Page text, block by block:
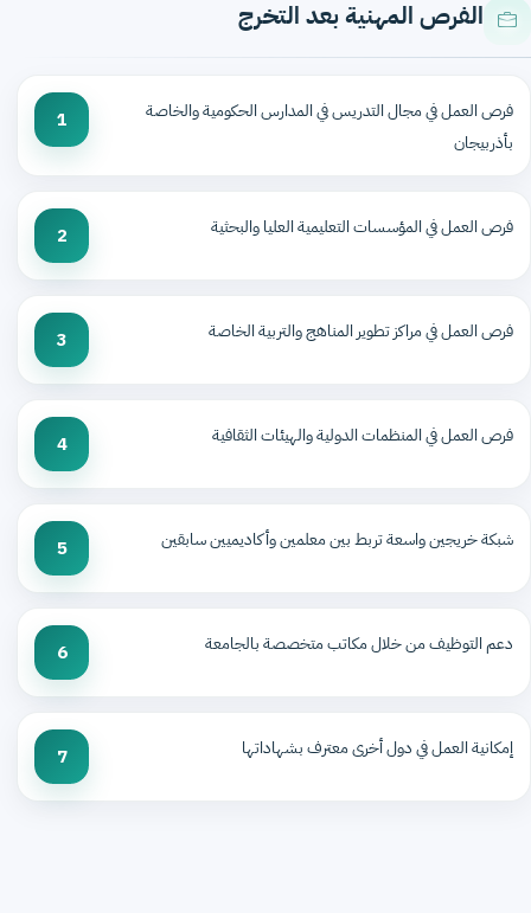
الفرص المهنية بعد التخرج
فرص العمل في مجال التدريس في المدارس الحكومية والخاصة
بأذربيجان
1
فرص العمل في المؤسسات التعليمية العليا والبحثية 2
فرص العمل في مراكز تطوير المناهج والتربية الخاصة 3
فرص العمل في المنظمات الدولية والهيئات الثقافية 4
شبكة خريجين واسعة تربط بين معلمين وأكاديميين سابقين 5
دعم التوظيف من خلال مكاتب متخصصة بالجامعة 6
إمكانية العمل في دول أخرى معترف بشهاداتها 7